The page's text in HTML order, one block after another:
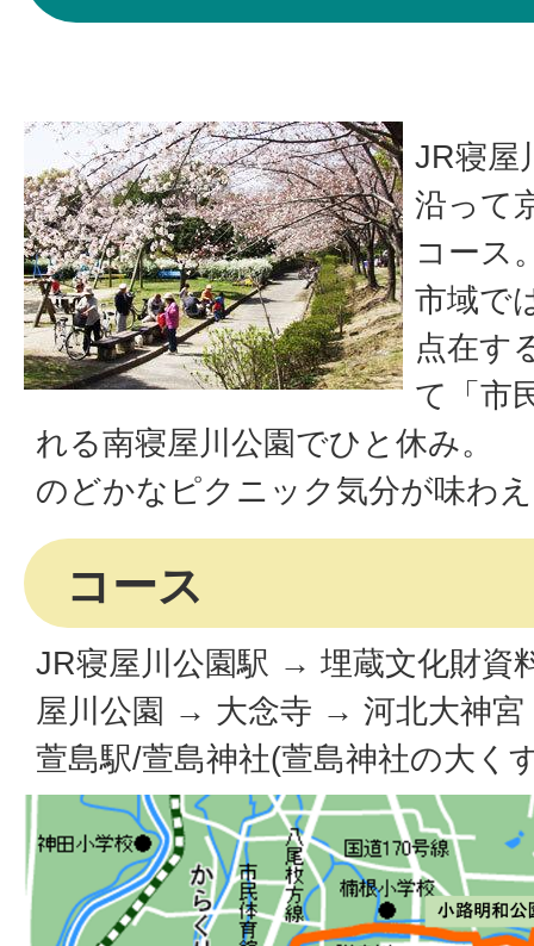
JR寝屋
沿って
コース
市域で
点在す
て「市
れる南寝屋川公園でひと休み。
のどかなピクニック気分が味わ
コース
JR寝屋川公園駅 → 埋蔵文化財
屋川公園 → 大念寺 → 河北大神
萱島駅/萱島神社(萱島神社の大く